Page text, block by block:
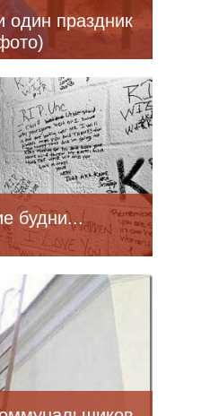
один праздник
будни...